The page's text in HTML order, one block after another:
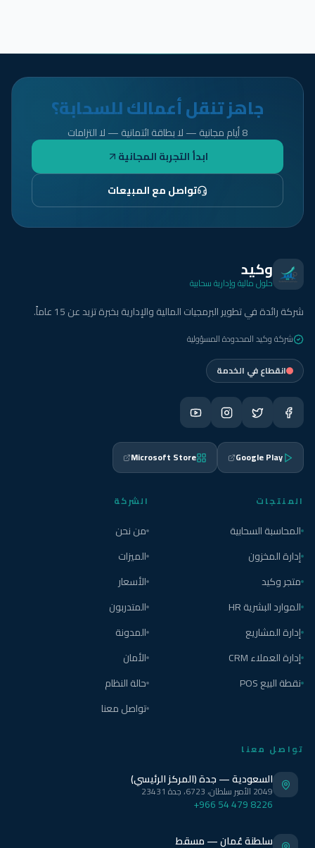
جاهز تنقل أعمالك للسحابة؟
8 أيام مجانية — لا بطاقة ائتمانية — لا التزامات
ابدأ التجربة المجانية
تواصل مع المبيعات
وكيد
حلول مالية وإدارية سحابية
شركة رائدة في تطوير البرمجيات المالية والإدارية بخبرة تزيد عن 15 عاماً.
شركة وكيد المحدودة المسؤولية
انقطاع في الخدمة
Google Play
Microsoft Store
المنتجات
المحاسبة السحابية
إدارة المخزون
متجر وكيد
الموارد البشرية HR
إدارة المشاريع
إدارة العملاء CRM
نقطة البيع POS
الشركة
من نحن
الميزات
الأسعار
المتدربون
المدونة
الأمان
حالة النظام
تواصل معنا
تواصل معنا
السعودية — جدة (المركز الرئيسي)
2049 الأمير سلطان، 6723، جدة 23431
+966 54 479 8226
سلطنة عُمان — مسقط